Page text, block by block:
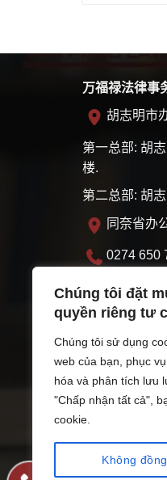
Chúng tôi đặt
quyền riêng tư
Chúng tôi sử dụng
web của bạn, phục
hóa và phân tích lưu
"Chấp nhận tất cả",
cookie.
Không
万福禄法律事
胡志明市
第一总部: 胡
楼.
第二总部: 胡
同奈省办
0274 650
MST:
星期一 -
营业登记许可